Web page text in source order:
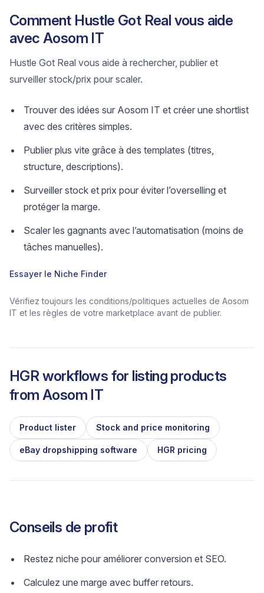
Comment Hustle Got Real vous aide
avec Aosom IT
Hustle Got Real vous aide à rechercher, publier et
surveiller stock/prix pour scaler.
Trouver des idées sur Aosom IT et créer une shortlist
avec des critères simples.
Publier plus vite grâce à des templates (titres,
structure, descriptions).
Surveiller stock et prix pour éviter l’overselling et
protéger la marge.
Scaler les gagnants avec l’automatisation (moins de
tâches manuelles).
Essayer le Niche Finder
Vérifiez toujours les conditions/politiques actuelles de Aosom
IT et les règles de votre marketplace avant de publier.
HGR workflows for listing products
from Aosom IT
Product lister Stock and price monitoring
eBay dropshipping software HGR pricing
Conseils de profit
Restez niche pour améliorer conversion et SEO.
Calculez une marge avec buffer retours.